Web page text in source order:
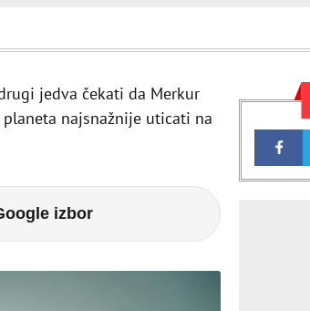
jedva čekati da Merkur
najsnažnije uticati na
izbor